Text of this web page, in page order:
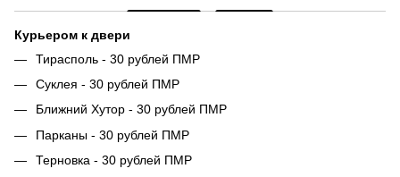
Курьером к двери
Тирасполь - 30 рублей ПМР
Суклея - 30 рублей ПМР
Ближний Хутор - 30 рублей ПМР
Парканы - 30 рублей ПМР
Терновка - 30 рублей ПМР